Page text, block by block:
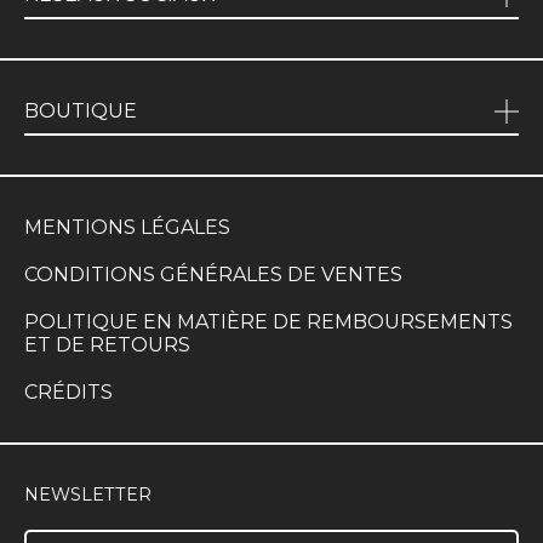
BOUTIQUE
MENTIONS LÉGALES
CONDITIONS GÉNÉRALES DE VENTES
POLITIQUE EN MATIÈRE DE REMBOURSEMENTS
ET DE RETOURS
CRÉDITS
NEWSLETTER